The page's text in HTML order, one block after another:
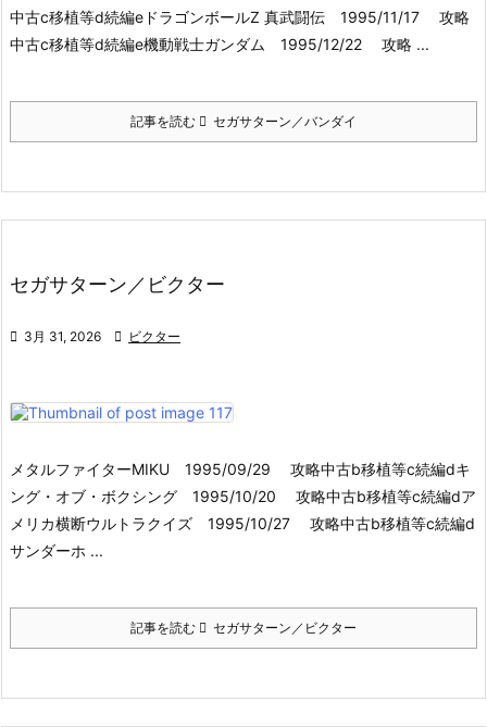
中古c移植等d続編eドラゴンボールZ 真武闘伝 1995/11/17 攻略
中古c移植等d続編e機動戦士ガンダム 1995/12/22 攻略 ...
記事を読む セガサターン／バンダイ
セガサターン／ビクター
 3月 31, 2026  ビクター
メタルファイターMIKU 1995/09/29 攻略中古b移植等c続編dキ
ング・オブ・ボクシング 1995/10/20 攻略中古b移植等c続編dア
メリカ横断ウルトラクイズ 1995/10/27 攻略中古b移植等c続編d
サンダーホ ...
記事を読む セガサターン／ビクター